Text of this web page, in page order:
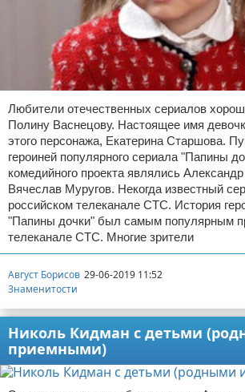
Любители отечественных сериалов
Полину Васнецову. Настоящее имя
этого персонажа, Екатерина Старшова.
героиней популярного сериала "Папины
комедийного проекта являлись
Вячеслав Муругов. Некогда известный
российском телеканале СТС. История
"Папины дочки" был самым популярным
телеканале СТС. Многие зрители
Август Борисов 29-06-2019 11:52
Знаменитости
Николь Кидман с детьми
приемными)